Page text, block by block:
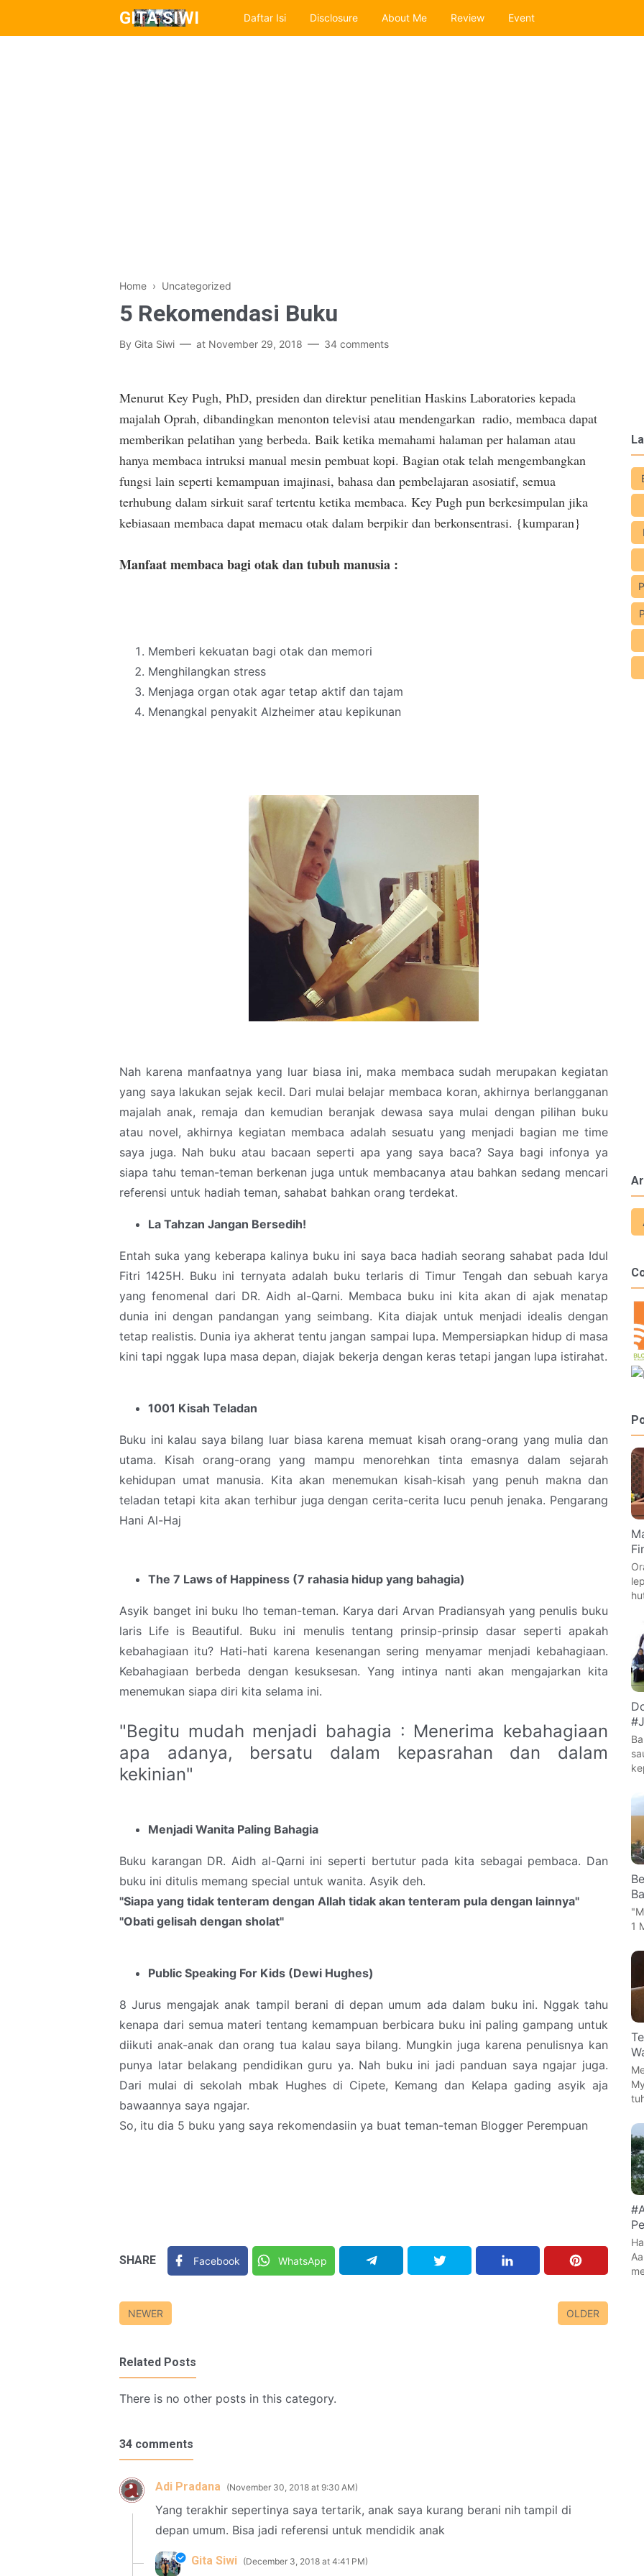
GITA SIWI Daftar Isi Disclosure About Me Review Event
Home › Uncategorized
5 Rekomendasi Buku
By Gita Siwi at November 29, 2018 34 comments
Menurut Key Pugh, PhD, presiden dan direktur penelitian Haskins Laboratories kepada
majalah Oprah, dibandingkan menonton televisi atau mendengarkan  radio, membaca dapat
memberikan pelatihan yang berbeda. Baik ketika memahami halaman per halaman atau
hanya membaca intruksi manual mesin pembuat kopi. Bagian otak telah mengembangkan
fungsi lain seperti kemampuan imajinasi, bahasa dan pembelajaran asosiatif, semua
terhubung dalam sirkuit saraf tertentu ketika membaca. Key Pugh pun berkesimpulan jika
kebiasaan membaca dapat memacu otak dalam berpikir dan berkonsentrasi. {kumparan}
Manfaat membaca bagi otak dan tubuh manusia :
Memberi kekuatan bagi otak dan memori
Menghilangkan stress
Menjaga organ otak agar tetap aktif dan tajam
Menangkal penyakit Alzheimer atau kepikunan
Nah karena manfaatnya yang luar biasa ini, maka membaca sudah merupakan kegiatan
yang saya lakukan sejak kecil. Dari mulai belajar membaca koran, akhirnya berlangganan
majalah anak, remaja dan kemudian beranjak dewasa saya mulai dengan pilihan buku
atau novel, akhirnya kegiatan membaca adalah sesuatu yang menjadi bagian me time
saya juga. Nah buku atau bacaan seperti apa yang saya baca? Saya bagi infonya ya
siapa tahu teman-teman berkenan juga untuk membacanya atau bahkan sedang mencari
referensi untuk hadiah teman, sahabat bahkan orang terdekat.
La Tahzan Jangan Bersedih!
Entah suka yang keberapa kalinya buku ini saya baca hadiah seorang sahabat pada Idul
Fitri 1425H. Buku ini ternyata adalah buku terlaris di Timur Tengah dan sebuah karya
yang fenomenal dari DR. Aidh al-Qarni. Membaca buku ini kita akan di ajak menatap
dunia ini dengan pandangan yang seimbang. Kita diajak untuk menjadi idealis dengan
tetap realistis. Dunia iya akherat tentu jangan sampai lupa. Mempersiapkan hidup di masa
kini tapi nggak lupa masa depan, diajak bekerja dengan keras tetapi jangan lupa istirahat.
1001 Kisah Teladan
Buku ini kalau saya bilang luar biasa karena memuat kisah orang-orang yang mulia dan
utama. Kisah orang-orang yang mampu menorehkan tinta emasnya dalam sejarah
kehidupan umat manusia. Kita akan menemukan kisah-kisah yang penuh makna dan
teladan tetapi kita akan terhibur juga dengan cerita-cerita lucu penuh jenaka. Pengarang
Hani Al-Haj
The 7 Laws of Happiness (7 rahasia hidup yang bahagia)
Asyik banget ini buku lho teman-teman. Karya dari Arvan Pradiansyah yang penulis buku
laris Life is Beautiful. Buku ini menulis tentang prinsip-prinsip dasar seperti apakah
kebahagiaan itu? Hati-hati karena kesenangan sering menyamar menjadi kebahagiaan.
Kebahagiaan berbeda dengan kesuksesan. Yang intinya nanti akan mengajarkan kita
menemukan siapa diri kita selama ini.
"Begitu mudah menjadi bahagia : Menerima kebahagiaan
apa adanya, bersatu dalam kepasrahan dan dalam
kekinian"
Menjadi Wanita Paling Bahagia
Buku karangan DR. Aidh al-Qarni ini seperti bertutur pada kita sebagai pembaca. Dan
buku ini ditulis memang special untuk wanita. Asyik deh.
"Siapa yang tidak tenteram dengan Allah tidak akan tenteram pula dengan lainnya"
"Obati gelisah dengan sholat"
Public Speaking For Kids (Dewi Hughes)
8 Jurus mengajak anak tampil berani di depan umum ada dalam buku ini. Nggak tahu
kenapa dari semua materi tentang kemampuan berbicara buku ini paling gampang untuk
diikuti anak-anak dan orang tua kalau saya bilang. Mungkin juga karena penulisnya kan
punya latar belakang pendidikan guru ya. Nah buku ini jadi panduan saya ngajar juga.
Dari mulai di sekolah mbak Hughes di Cipete, Kemang dan Kelapa gading asyik aja
bawaannya saya ngajar.
So, itu dia 5 buku yang saya rekomendasiin ya buat teman-teman Blogger Perempuan
SHARE Facebook WhatsApp
NEWER OLDER
Related Posts
There is no other posts in this category.
34 comments
Adi Pradana November 30, 2018 at 9:30 AM
Yang terakhir sepertinya saya tertarik, anak saya kurang berani nih tampil di
depan umum. Bisa jadi referensi untuk mendidik anak
Gita Siwi December 3, 2018 at 4:41 PM
1